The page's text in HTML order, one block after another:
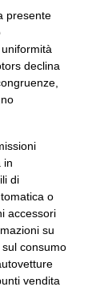
presente
declina
in
di
o
accessori
su
consumo
vendita